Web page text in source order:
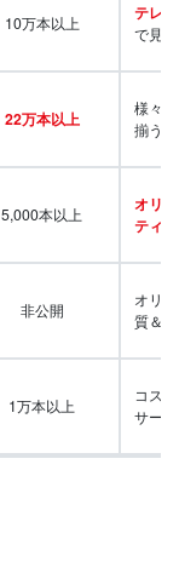
10万本以上 テレビ
で見
22万本以上
様々
揃う
5,000本以上
オリ
ティ
非公開
オリ
質＆
1万本以上
コス
サー